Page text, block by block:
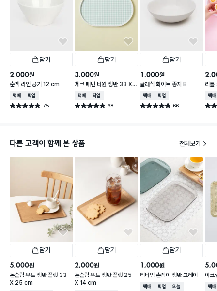
담기
2,000원
순백 라인 공기 12 cm
택배배송매장픽업
별점 4.9점 75
건 작성
담기
3,000원
체크 패턴 타원 쟁반 33 X
21 cm
택배배송매장픽업
별점 4.9점 68
건 작성
담기
1,000원
클래식 화이트 종지 B
택배배송매장픽업
별점 4.9점 66
건 작성
리틀
피
택배
별점
다른 고객이 함께 본 상품 전체보기
담기
5,000원
논슬립 우드 쟁반 플랫 33
X 25 cm
담기
2,000원
논슬립 우드 쟁반 플랫 25
X 14 cm
담기
1,000원
티타임 손잡이 쟁반 그레이
택배배송매장픽업오늘배송
아크
택배